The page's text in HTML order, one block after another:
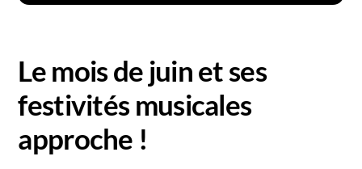
Le mois de juin et ses
festivités musicales
approche !